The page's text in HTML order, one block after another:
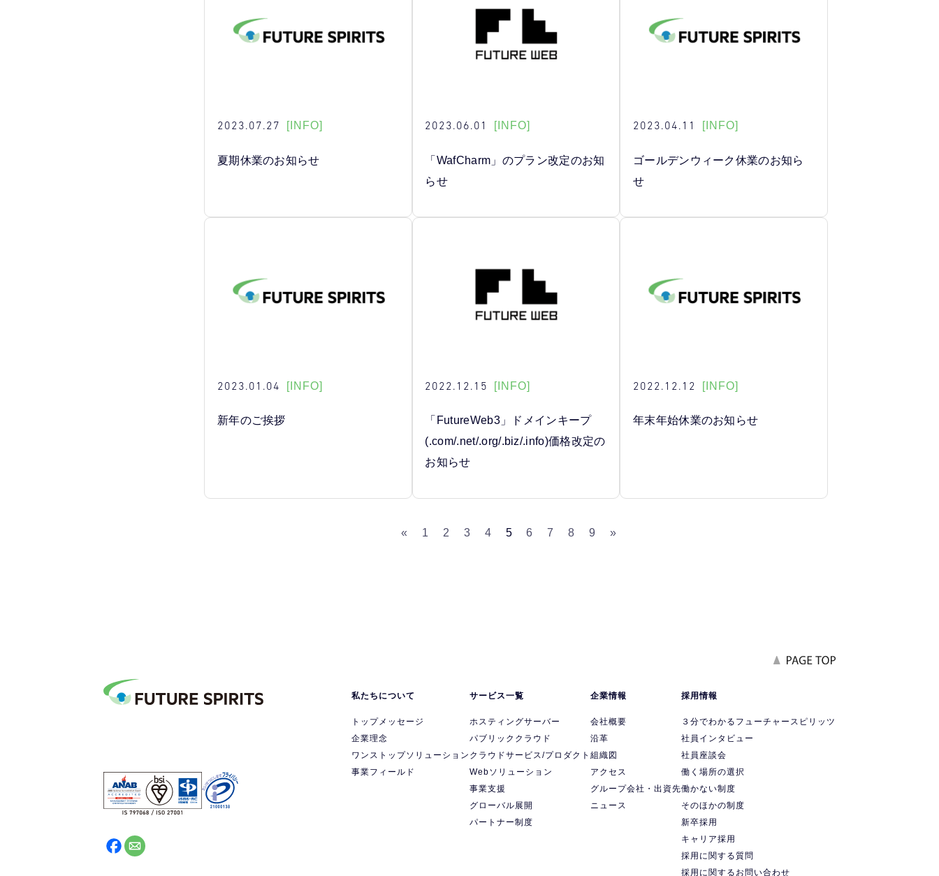
2023.07.27 [INFO]
夏期休業のお知らせ
2023.06.01 [INFO]
「WafCharm」のプラン改定のお知
らせ
2023.04.11 [INFO]
ゴールデンウィーク休業のお知ら
せ
2023.01.04 [INFO]
新年のご挨拶
2022.12.15 [INFO]
「FutureWeb3」ドメインキープ
(.com/.net/.org/.biz/.info)価格改定の
お知らせ
2022.12.12 [INFO]
年末年始休業のお知らせ
« 1 2 3 4 5 6 7 8 9 »
私たちについて
トップメッセージ
企業理念
ワンストップソリューション
事業フィールド
サービス一覧
ホスティングサーバー
パブリッククラウド
クラウドサービス/プロダクト
Webソリューション
事業支援
グローバル展開
パートナー制度
企業情報
会社概要
沿革
組織図
アクセス
グループ会社・出資先
ニュース
採用情報
３分でわかるフューチャースピリッツ
社員インタビュー
社員座談会
働く場所の選択
働かない制度
そのほかの制度
新卒採用
キャリア採用
採用に関する質問
採用に関するお問い合わせ